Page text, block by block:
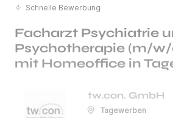
Schnelle Bewerbung
Facharzt Psychiatrie
Psychotherapie (m/w/
mit Homeoffice in
tw.con. GmbH
Tagewerben